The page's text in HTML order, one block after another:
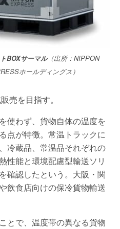
BOXサーマル（出所：NIPPON
ホールディングス）
売を目指す。
使わず、貨物自体の温度を
点が特徴。常温トラックに
冷蔵品、常温品それぞれの
性能と環境配慮型輸送ソリ
確認したという。大阪・関
飲食店向けの保冷貨物輸送
とで、温度帯の異なる貨物